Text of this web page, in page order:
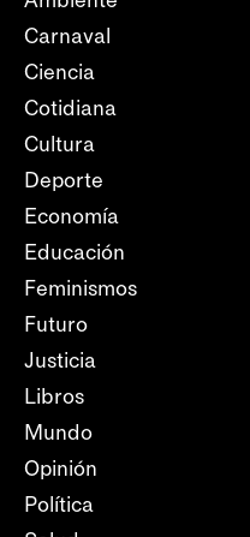
Carnaval
Ciencia
Cotidiana
Cultura
Deporte
Economía
Educación
Feminismos
Futuro
Justicia
Libros
Mundo
Opinión
Política